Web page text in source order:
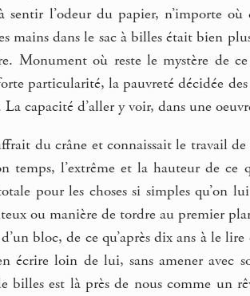
sentir l’odeur du papier, n’importe
mains dans le sac à billes était bien
Monument où reste le mystère de
particularité, la pauvreté décidée
La capacité d’aller y voir, dans une
du crâne et connaissait le travail
temps, l’extrême et la hauteur de
pour les choses si simples qu’on
ou manière de tordre au premier
bloc, de ce qu’après dix ans à le
écrire loin de lui, sans amener avec
billes est là près de nous comme un